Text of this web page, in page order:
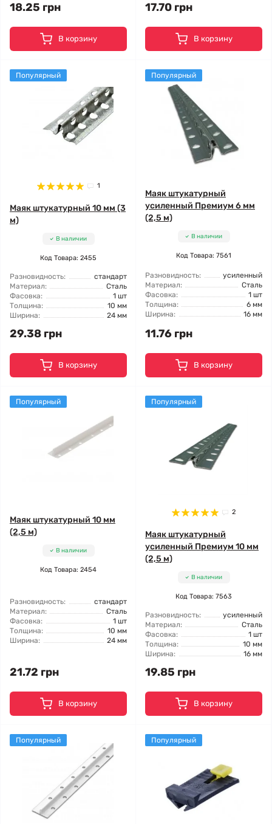
18.25 грн
В корзину
17.70 грн
В корзину
Популярный
1
Маяк штукатурный 10 мм (3
м)
В наличии
Код Товара: 2455
Разновидность:
стандарт
Материал:
Сталь
Фасовка:
1 шт
Толщина:
10 мм
Ширина:
24 мм
29.38 грн
В корзину
Популярный
Маяк штукатурный
усиленный Премиум 6 мм
(2,5 м)
В наличии
Код Товара: 7561
Разновидность:
усиленный
Материал:
Сталь
Фасовка:
1 шт
Толщина:
6 мм
Ширина:
16 мм
11.76 грн
В корзину
Популярный
Маяк штукатурный 10 мм
(2,5 м)
В наличии
Код Товара: 2454
Разновидность:
стандарт
Материал:
Сталь
Фасовка:
1 шт
Толщина:
10 мм
Ширина:
24 мм
21.72 грн
В корзину
Популярный
2
Маяк штукатурный
усиленный Премиум 10 мм
(2,5 м)
В наличии
Код Товара: 7563
Разновидность:
усиленный
Материал:
Сталь
Фасовка:
1 шт
Толщина:
10 мм
Ширина:
16 мм
19.85 грн
В корзину
Популярный Популярный